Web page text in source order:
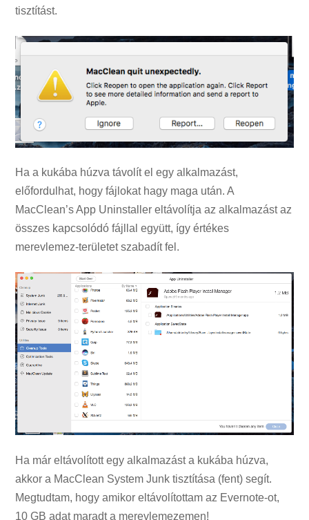
tisztítást.
Ha a kukába húzva távolít el egy alkalmazást,
előfordulhat, hogy fájlokat hagy maga után. A
MacClean’s App Uninstaller eltávolítja az alkalmazást az
összes kapcsolódó fájllal együtt, így értékes
merevlemez-területet szabadít fel.
Ha már eltávolított egy alkalmazást a kukába húzva,
akkor a MacClean System Junk tisztítása (fent) segít.
Megtudtam, hogy amikor eltávolítottam az Evernote-ot,
10 GB adat maradt a merevlemezemen!